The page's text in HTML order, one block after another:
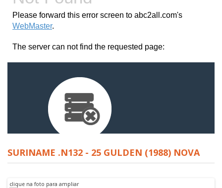
SURINAME .N132 - 25 GULDEN (1988) NOVA
clique na foto para ampliar